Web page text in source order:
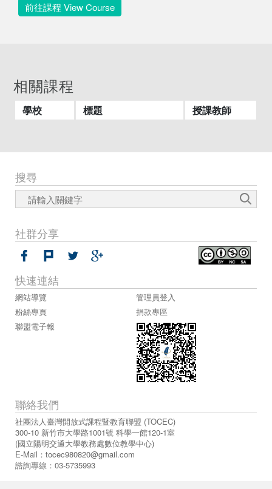
前往課程 View Course
相關課程
學校 標題 授課教師
搜尋
社群分享
聯絡我們
社團法人臺灣開放式課程暨教育聯盟 (TOCEC)
300-10 新竹市大學路1001號 科學一館120-1室
(國立陽明交通大學教務處數位教學中心)
E-Mail： tocec980820@gmail.com
諮詢專線：03-5735993
快速連結
網站導覽
管理員登入
粉絲專頁
捐款專區
聯盟電子報